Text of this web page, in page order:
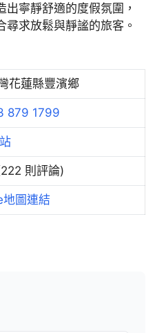
寧靜舒適的度假氛圍，
求放鬆與靜謐的旅客。
花蓮縣豐濱鄉
879 1799
則評論)
圖連結